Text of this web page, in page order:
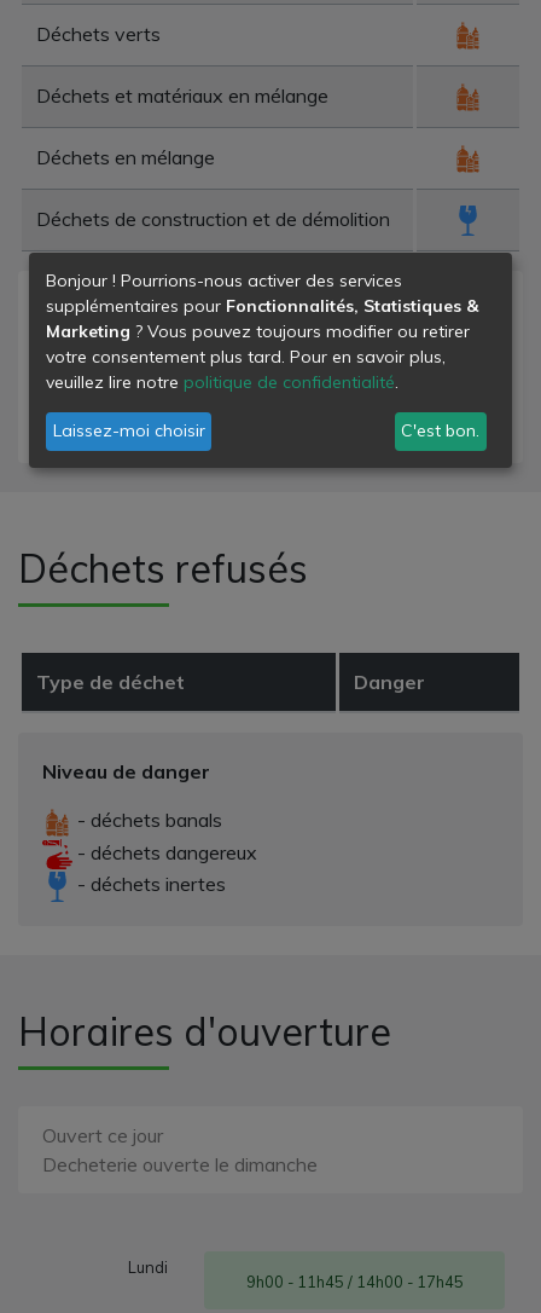
Déchets verts
Déchets et matériaux en mélange
Déchets en mélange
Déchets de construction et de démolition
Niveau de danger
- déchets banals
- déchets dangereux
- déchets inertes
Déchets refusés
Type de déchet Danger
Niveau de danger
- déchets banals
- déchets dangereux
- déchets inertes
Horaires d'ouverture
Ouvert ce jour
Decheterie ouverte le dimanche
Lundi
9h00 - 11h45 / 14h00 - 17h45
Bonjour ! Pourrions-nous activer des services
supplémentaires pour Fonctionnalités, Statistiques &
Marketing ? Vous pouvez toujours modifier ou retirer
votre consentement plus tard. Pour en savoir plus,
veuillez lire notre politique de confidentialité.
Laissez-moi choisir C'est bon.